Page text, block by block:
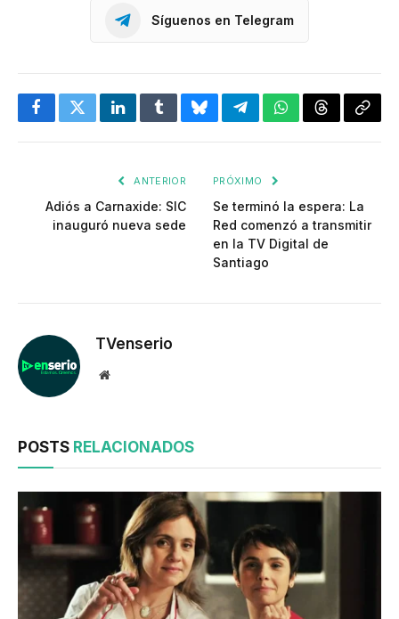
Síguenos en Telegram
FacebookTwitterLinkedInTumblrBlueskyTelegramWhatsApp
Threads
ANTERIOR
Adiós a Carnaxide: SIC
inauguró nueva sede
PRÓXIMO
Se terminó la espera: La
Red comenzó a transmitir
en la TV Digital de
Santiago
TVenserio
Website
POSTS RELACIONADOS